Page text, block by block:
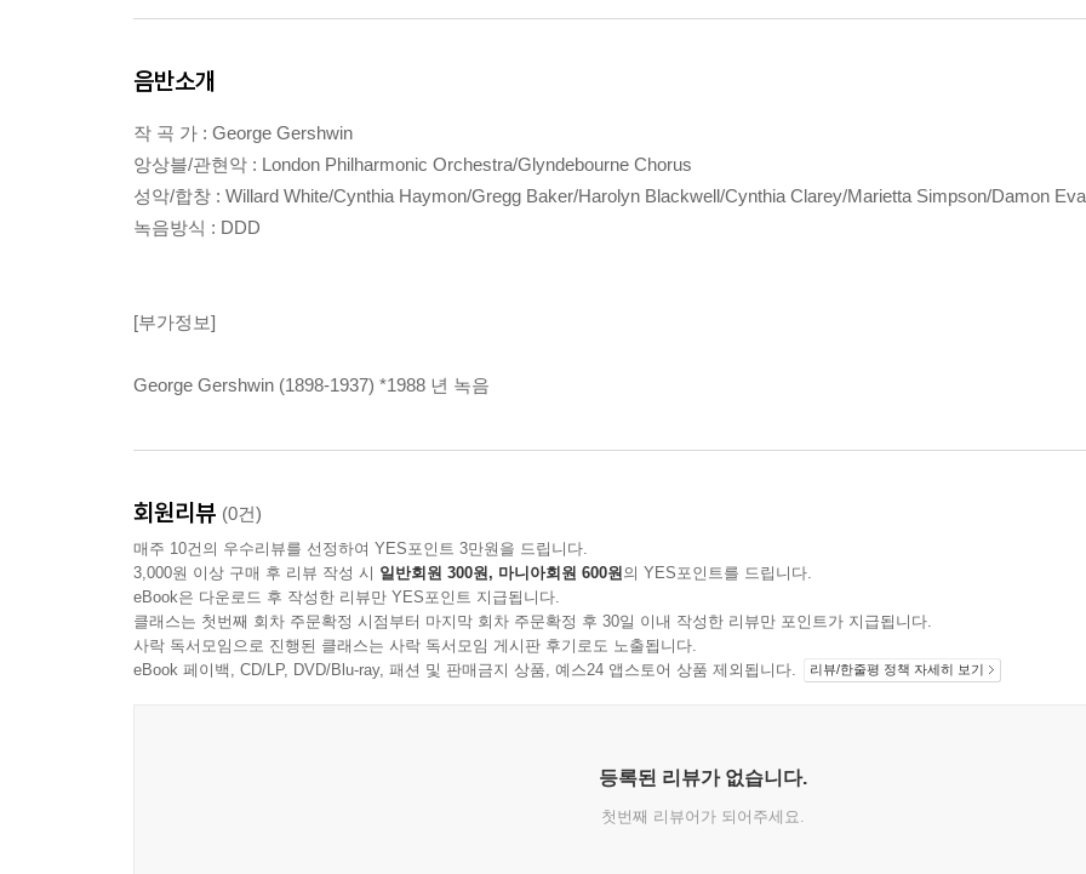
음반소개
작 곡 가 : George Gershwin
앙상블/관현악 : London Philharmonic Orchestra/Glyndebourne Chorus
성악/합창 : Willard White/Cynthia Haymon/Gregg Baker/Harolyn Blackwell/Cynthia Clarey/Marietta Simpson/Damon
녹음방식 : DDD
[부가정보]
George Gershwin (1898-1937) *1988 년 녹음
회원리뷰 (0건)
매주 10건의 우수리뷰를 선정하여 YES포인트 3만원을 드립니다.
3,000원 이상 구매 후 리뷰 작성 시 일반회원 300원, 마니아회원 600원의 YES포인트를 드립니다.
eBook은 다운로드 후 작성한 리뷰만 YES포인트 지급됩니다.
클래스는 첫번째 회차 주문확정 시점부터 마지막 회차 주문확정 후 30일 이내 작성한 리뷰만 포인트가 지급됩니다.
사락 독서모임으로 진행된 클래스는 사락 독서모임 게시판 후기로도 노출됩니다.
eBook 페이백, CD/LP, DVD/Blu-ray, 패션 및 판매금지 상품, 예스24 앱스토어 상품 제외됩니다.
리뷰/한줄평 정책 자세히 보기
등록된 리뷰가 없습니다.
첫번째 리뷰어가 되어주세요.